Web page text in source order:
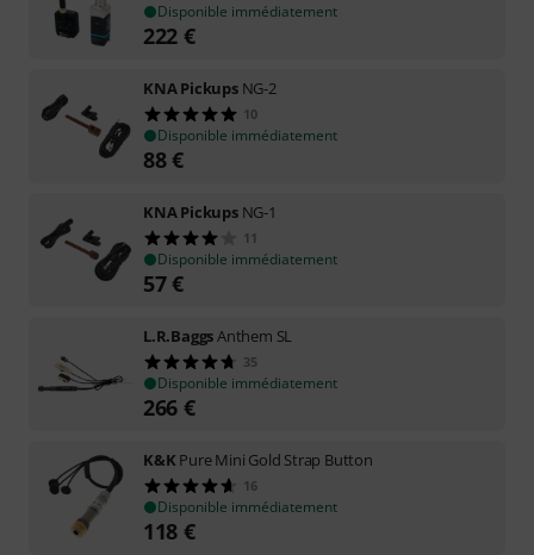
Disponible immédiatement
222 €
KNA Pickups NG-2
10
Disponible immédiatement
88€
KNA Pickups NG-1
11
Disponible immédiatement
57€
L.R.BaggsAnthem SL
35
Disponible immédiatement
266 €
K&K Pure Mini Gold Strap Button
16
Disponible immédiatement
118 €